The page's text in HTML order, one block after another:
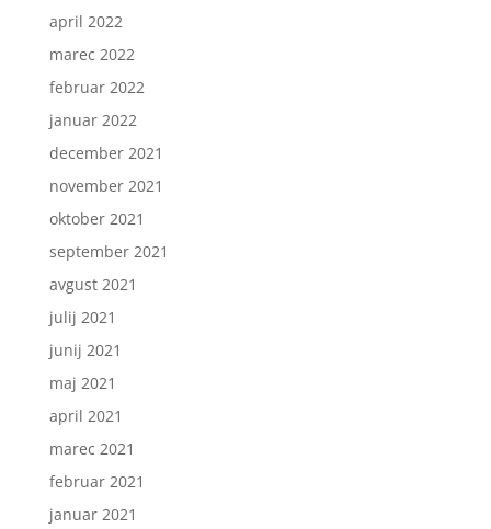
april 2022
marec 2022
februar 2022
januar 2022
december 2021
november 2021
oktober 2021
september 2021
avgust 2021
julij 2021
junij 2021
maj 2021
april 2021
marec 2021
februar 2021
januar 2021